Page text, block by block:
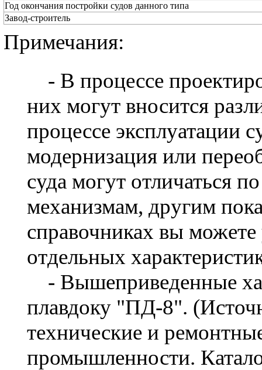
Год окончания постройки судов данного типа
Завод-строитель
Примечания:
- В процессе
них могут вносится
процессе эксплуатации
модернизация или
суда могут отличаться
механизмам, другим
справочниках вы можете
отдельных
- Вышеприведенные
плавдоку "ПД-8".
технические и
промышленности.